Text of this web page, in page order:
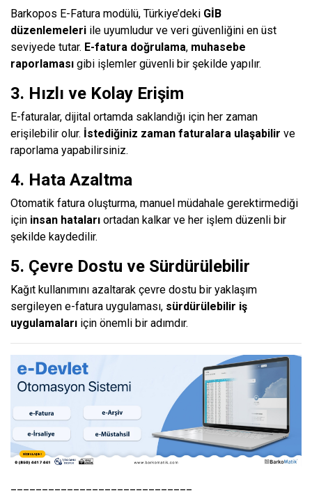
Barkopos E-Fatura modülü, Türkiye’deki GİB
düzenlemeleri ile uyumludur ve veri güvenliğini en üst
seviyede tutar. E-fatura doğrulama, muhasebe
raporlaması gibi işlemler güvenli bir şekilde yapılır.
3. Hızlı ve Kolay Erişim
E-faturalar, dijital ortamda saklandığı için her zaman
erişilebilir olur. İstediğiniz zaman faturalara ulaşabilir ve
raporlama yapabilirsiniz.
4. Hata Azaltma
Otomatik fatura oluşturma, manuel müdahale gerektirmediği
için insan hataları ortadan kalkar ve her işlem düzenli bir
şekilde kaydedilir.
5. Çevre Dostu ve Sürdürülebilir
Kağıt kullanımını azaltarak çevre dostu bir yaklaşım
sergileyen e-fatura uygulaması, sürdürülebilir iş
uygulamaları için önemli bir adımdır.